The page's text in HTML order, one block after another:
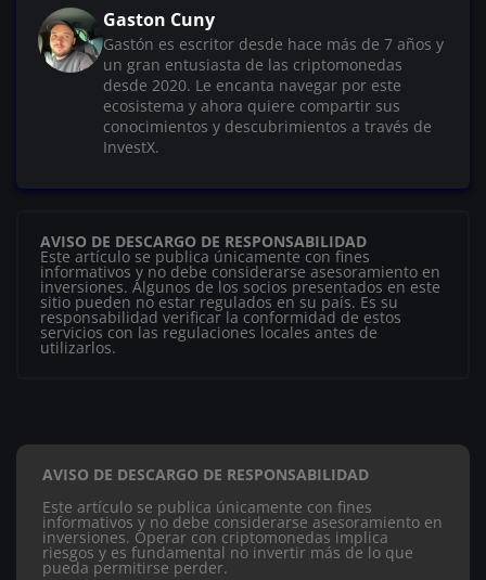
Gaston Cuny
Gastón es escritor desde hace más de 7 años y
un gran entusiasta de las criptomonedas
desde 2020. Le encanta navegar por este
ecosistema y ahora quiere compartir sus
conocimientos y descubrimientos a través de
InvestX.
AVISO DE DESCARGO DE RESPONSABILIDAD
Este artículo se publica únicamente con fines
informativos y no debe considerarse asesoramiento en
inversiones. Algunos de los socios presentados en este
sitio pueden no estar regulados en su país. Es su
responsabilidad verificar la conformidad de estos
servicios con las regulaciones locales antes de
utilizarlos.
AVISO DE DESCARGO DE RESPONSABILIDAD
Este artículo se publica únicamente con fines
informativos y no debe considerarse asesoramiento en
inversiones. Operar con criptomonedas implica
riesgos y es fundamental no invertir más de lo que
pueda permitirse perder.